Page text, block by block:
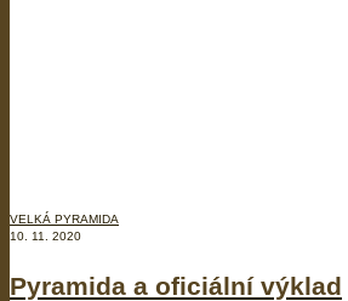
VELKÁ PYRAMIDA
10. 11. 2020
Pyramida a oficiální výklad